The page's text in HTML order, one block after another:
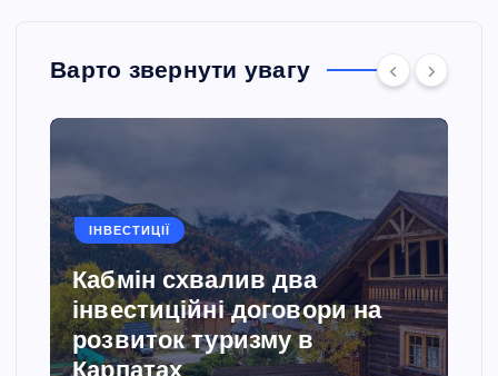
Варто звернути увагу
ІНВЕСТИЦІЇ
Кабмін схвалив два
інвестиційні договори на
розвиток туризму в
Карпатах